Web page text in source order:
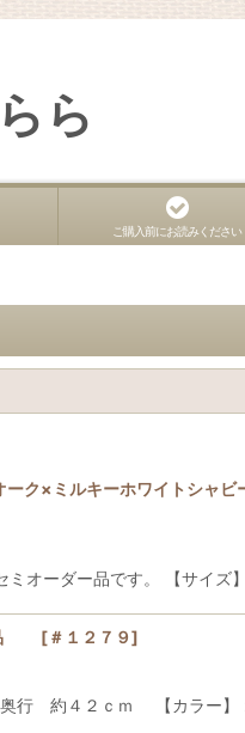
ら
ご購入前にお読みください
ク×ミルキーホワイトシャ
ーダー品です。 【サイズ
品 [＃１２７９]
４２ｃｍ 【カラー】 オ